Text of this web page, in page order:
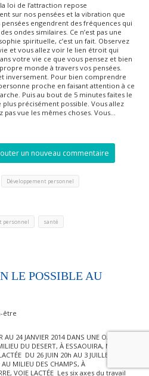
loi de l’attraction repose
sur nos pensées et la vibration que
engendrent des fréquences qui
ondes similaires. Ce n’est pas une
spirituelle, c’est un fait. Observez
et vous allez voir le lien étroit qui
votre vie ce que vous pensez et bien
monde à travers vos pensées.
inversement. Pour bien comprendre
proche en faisant attention à ce
Puis au bout de 5 minutes faites le
précisément possible. Vous allez
pas vue les mêmes choses. Vous…
un nouveau commentaire
Développement personnel
personnel santé
LE POSSIBLE AU
être
AU 24 JANVIER 2014 DANS UNE OASIS 4
DU DESERT, À ESSAOUIRA, MAROC,
DU 26 JUIN 20h AU 3 JUILLET 14h
MILIEU DES CHAMPS, À
VOIE LACTÉE Les six axes du travail